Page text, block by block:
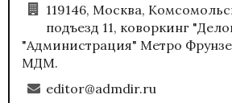
119146, Москва,
подъезд 11, коворкинг
"Администрация" Метро
МДМ.
editor@admdir.ru